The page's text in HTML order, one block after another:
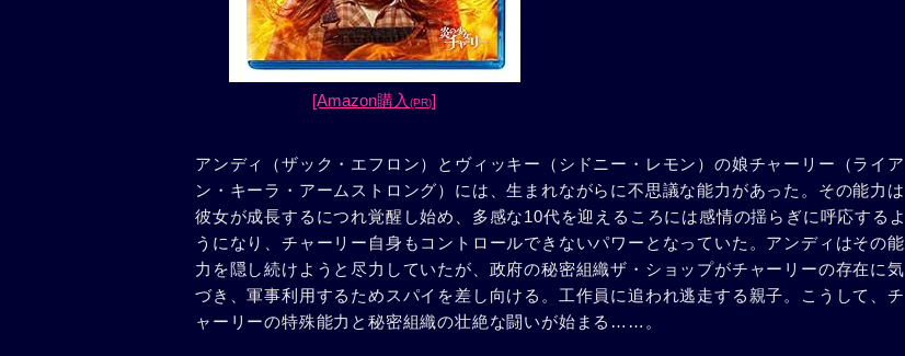
[Amazon購入(PR)]
アンディ（ザック・エフロン）とヴィッキー（シドニー・レモン）の娘チャーリー（ライア
ン・キーラ・アームストロング）には、生まれながらに不思議な能力があった。その能力は
彼女が成長するにつれ覚醒し始め、多感な10代を迎えるころには感情の揺らぎに呼応するよ
うになり、チャーリー自身もコントロールできないパワーとなっていた。アンディはその能
力を隠し続けようと尽力していたが、政府の秘密組織ザ・ショップがチャーリーの存在に気
づき、軍事利用するためスパイを差し向ける。工作員に追われ逃走する親子。こうして、チ
ャーリーの特殊能力と秘密組織の壮絶な闘いが始まる……。